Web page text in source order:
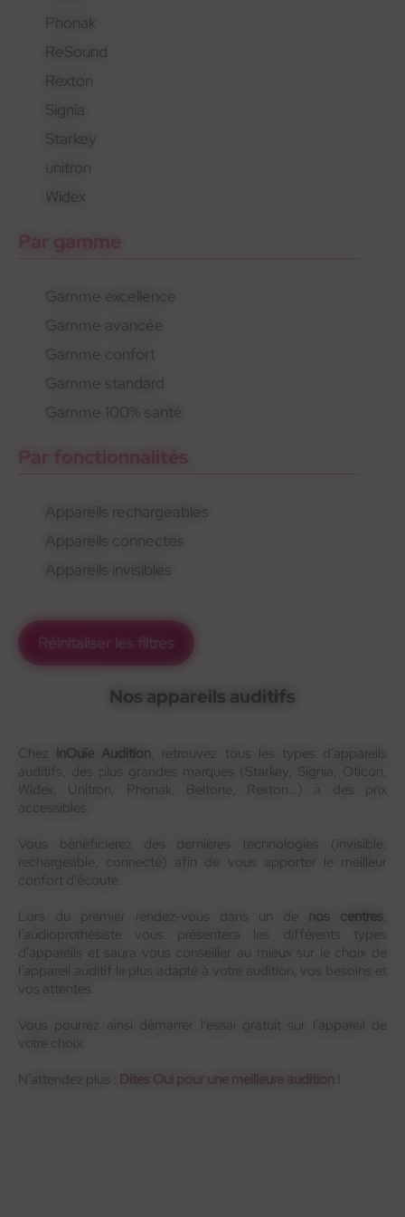
Phonak
ReSound
Rexton
Signia
Starkey
unitron
Widex
Par gamme
Gamme excellence
Gamme avancée
Gamme confort
Gamme standard
Gamme 100% santé
Par fonctionnalités
Appareils rechargeables
Appareils connectés
Appareils invisibles
Réinitaliser les filtres
Nos appareils auditifs
Chez InOuïe Audition, retrouvez tous les types d’appareils
auditifs, des plus grandes marques (Starkey, Signia, Oticon,
Widex, Unitron, Phonak, Beltone, Rexton…) à des prix
accessibles.
Vous bénéficierez des dernières technologies (invisible,
rechargeable, connecté) afin de vous apporter le meilleur
confort d’écoute.
Lors du premier rendez-vous dans un de nos centres,
l’audioprothésiste vous présentera les différents types
d’appareils et saura vous conseiller au mieux sur le choix de
l’appareil auditif le plus adapté à votre audition, vos besoins et
vos attentes.
Vous pourrez ainsi démarrer l’essai gratuit sur l’appareil de
votre choix.
N’attendez plus :
Dites Oui pour une meilleure audition !